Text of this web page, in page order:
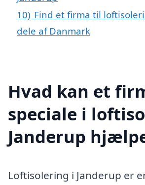
10) Find et firma til
dele af Danmark
Hvad kan et
speciale i
Janderup
Loftisolering i Janderup er